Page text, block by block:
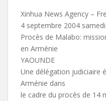
Xinhua News Agency –
4 septembre 2004
Procès de Malabo:
en Arménie
YAOUNDE
Une délégation judiciaire
Arménie dans
le cadre du procès de 14